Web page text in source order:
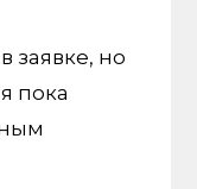
заявке, но
пока